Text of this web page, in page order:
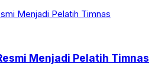
Menjadi Pelatih Timnas